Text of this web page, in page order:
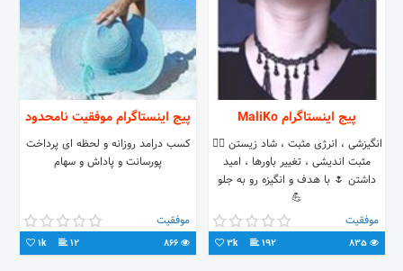
پیج اینستاگرام MaliKo
انگیزشی ، انرژی مثبت ، شاد زیستن 🧘‍♀️
مثبت اندیشی ، تغییر باورها ، امید
داشتن 🌷 با هدف و انگیزه رو به جلو
💪
موفقیت
192
3k
پیج اینستاگرام موفقیت نامحدود
کسب درامد روزانه و لحظه ای پرداخت
پورسانت و پاداش و سهام
موفقیت
12
1k